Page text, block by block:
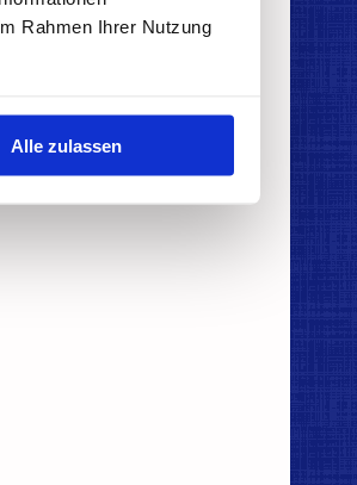
Rahmen Ihrer Nutzung
Alle zulassen